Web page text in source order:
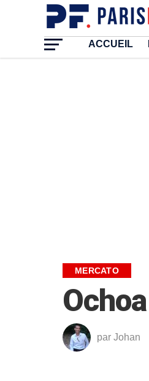
ACCUEIL
MERCATO
par Johan